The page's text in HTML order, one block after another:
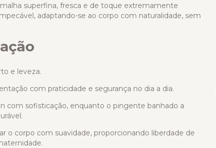
superfina, fresca e de toque extremamente
adaptando-se ao corpo com naturalidade, sem
e leveza.
com praticidade e segurança no dia a dia.
com sofisticação, enquanto o pingente banhado a
o corpo com suavidade, proporcionando liberdade de